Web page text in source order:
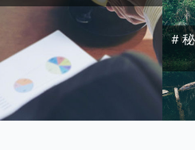
＃